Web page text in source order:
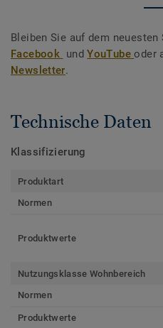
Bleiben Sie auf dem
Facebook undYouTubeoder
Newsletter.
Technische Daten
Klassifizierung
Produktart
Normen
Produktwerte
Nutzungsklasse Wohnbereich
Normen
Produktwerte